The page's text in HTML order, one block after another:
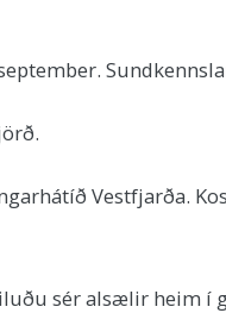
Vestfjarða.
sér alsælir heim